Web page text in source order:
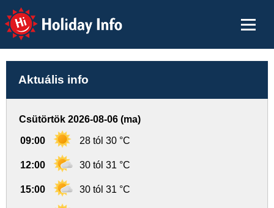
Holiday Info
Aktuális info
Csütörtök 2026-08-06 (ma)
09:00 28 tól 30 °C
12:00 30 tól 31 °C
15:00 30 tól 31 °C